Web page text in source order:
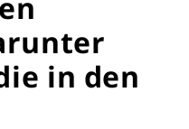
in den